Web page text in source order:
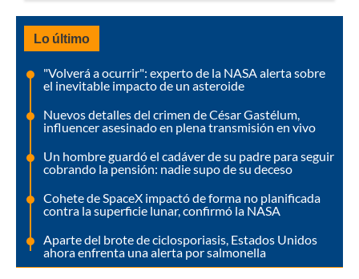
Lo último
"Volverá a ocurrir": experto de la NASA alerta sobre
el inevitable impacto de un asteroide
Nuevos detalles del crimen de César Gastélum,
influencer asesinado en plena transmisión en vivo
Un hombre guardó el cadáver de su padre para seguir
cobrando la pensión: nadie supo de su deceso
Cohete de SpaceX impactó de forma no planificada
contra la superficie lunar, confirmó la NASA
Aparte del brote de ciclosporiasis, Estados Unidos
ahora enfrenta una alerta por salmonella